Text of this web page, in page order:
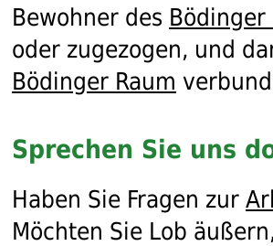
Bewohner des Bödinger
oder zugezogen, und
Bödinger Raum
Sprechen Sie uns
Haben Sie Fragen zur
Möchten Sie Lob